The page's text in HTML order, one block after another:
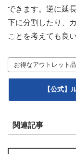
できます。逆に延
下に分割したり、
ことを考えても良
お得なアウトレット
【公式】
関連記事